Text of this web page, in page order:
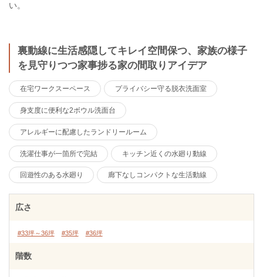
い。
裏動線に生活感隠してキレイ空間保つ、家族の様子
を見守りつつ家事捗る家の間取りアイデア
在宅ワークスーペース プライバシー守る脱衣洗面室
身支度に便利な2ボウル洗面台
アレルギーに配慮したランドリールーム
洗濯仕事が一箇所で完結 キッチン近くの水廻り動線
回遊性のある水廻り 廊下なしコンパクトな生活動線
広さ
#33坪～36坪 #35坪 #36坪
階数